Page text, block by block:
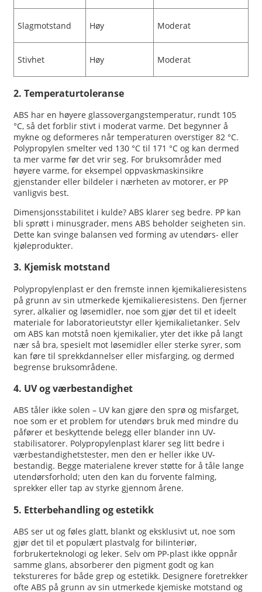
Slagmotstand Høy Moderat
Stivhet Høy Moderat
2. Temperaturtoleranse
ABS har en høyere glassovergangstemperatur, rundt 105
°C, så det forblir stivt i moderat varme. Det begynner å
mykne og deformeres når temperaturen overstiger 82 °C.
Polypropylen smelter ved 130 °C til 171 °C og kan dermed
ta mer varme før det vrir seg. For bruksområder med
høyere varme, for eksempel oppvaskmaskinsikre
gjenstander eller bildeler i nærheten av motorer, er PP
vanligvis best.
Dimensjonsstabilitet i kulde? ABS klarer seg bedre. PP kan
bli sprøtt i minusgrader, mens ABS beholder seigheten sin.
Dette kan svinge balansen ved forming av utendørs- eller
kjøleprodukter.
3. Kjemisk motstand
Polypropylenplast er den fremste innen kjemikalieresistens
på grunn av sin utmerkede kjemikalieresistens. Den fjerner
syrer, alkalier og løsemidler, noe som gjør det til et ideelt
materiale for laboratorieutstyr eller kjemikalietanker. Selv
om ABS kan motstå noen kjemikalier, yter det ikke på langt
nær så bra, spesielt mot løsemidler eller sterke syrer, som
kan føre til sprekkdannelser eller misfarging, og dermed
begrense bruksområdene.
4. UV og værbestandighet
ABS tåler ikke solen – UV kan gjøre den sprø og misfarget,
noe som er et problem for utendørs bruk med mindre du
påfører et beskyttende belegg eller blander inn UV-
stabilisatorer. Polypropylenplast klarer seg litt bedre i
værbestandighetstester, men den er heller ikke UV-
bestandig. Begge materialene krever støtte for å tåle lange
utendørsforhold; uten den kan du forvente falming,
sprekker eller tap av styrke gjennom årene.
5. Etterbehandling og estetikk
ABS ser ut og føles glatt, blankt og eksklusivt ut, noe som
gjør det til et populært plastvalg for bilinteriør,
forbrukerteknologi og leker. Selv om PP-plast ikke oppnår
samme glans, absorberer den pigment godt og kan
tekstureres for både grep og estetikk. Designere foretrekker
ofte ABS på grunn av sin utmerkede kjemiske motstand og